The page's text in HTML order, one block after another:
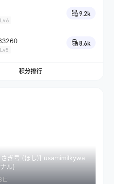
Lv6
9.2k
Lv5
8.6k
积分排行
ぎ号 (ほし)] usamimilkywa
ル)